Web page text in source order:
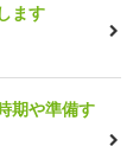
ます
期や準備す